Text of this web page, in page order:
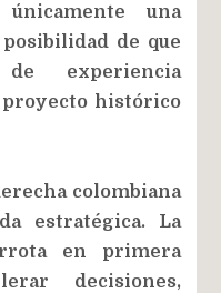
una
de que
experiencia
histórico
colombiana
estratégica. La
en primera
decisiones,